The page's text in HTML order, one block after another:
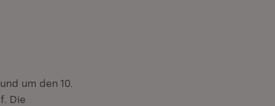
neuem Fenster)
um den 10.
in neuem Fenster)
Die